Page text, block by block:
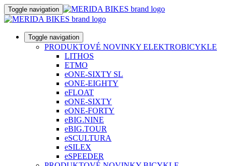
Toggle navigation
Toggle navigation
PRODUKTOVÉ NOVINKY ELEKTROBICYKLE
LITHOS
ETMO
eONE-SIXTY SL
eONE-EIGHTY
eFLOAT
eONE-SIXTY
eONE-FORTY
eBIG.NINE
eBIG.TOUR
eSCULTURA
eSILEX
eSPEEDER